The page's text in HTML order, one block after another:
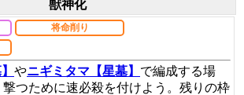
獣神化
将命削り
やニギミタマ【星墓】 で編成する場
撃つために速必殺を付けよう。残りの枠